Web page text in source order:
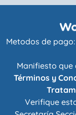
Metodos de
Manifiesto que
Términos y
Verifique